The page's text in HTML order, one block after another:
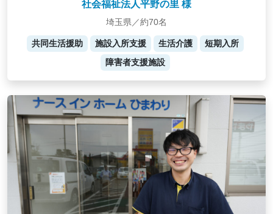
社会福祉法人平野の里 様
埼玉県／約70名
共同生活援助 施設入所支援 生活介護
短期入所
障害者支援施設